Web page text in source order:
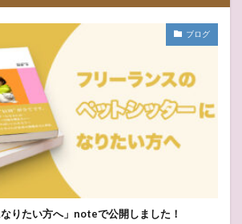
ブログ
なりたい方へ」noteで公開しました！